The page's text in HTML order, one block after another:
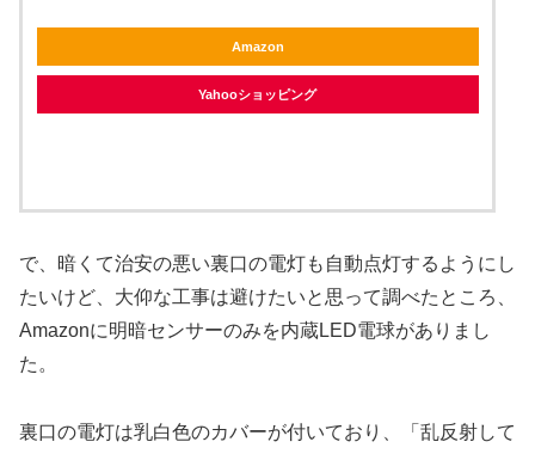
Amazon
Yahooショッピング
で、暗くて治安の悪い裏口の電灯も自動点灯するようにし
たいけど、大仰な工事は避けたいと思って調べたところ、
Amazonに明暗センサーのみを内蔵LED電球がありまし
た。
裏口の電灯は乳白色のカバーが付いており、「乱反射して